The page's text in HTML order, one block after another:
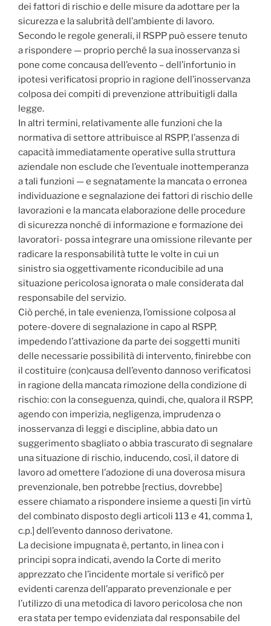
dei fattori di rischio e delle misure da adottare per la
sicurezza e la salubrità dell’ambiente di lavoro.
Secondo le regole generali, il RSPP può essere tenuto
a rispondere — proprio perché la sua inosservanza si
pone come concausa dell’evento – dell’infortunio in
ipotesi verificatosi proprio in ragione dell’inosservanza
colposa dei compiti di prevenzione attribuitigli dalla
legge.
In altri termini, relativamente alle funzioni che la
normativa di settore attribuisce al RSPP, l’assenza di
capacità immediatamente operative sulla struttura
aziendale non esclude che l’eventuale inottemperanza
a tali funzioni — e segnatamente la mancata o erronea
individuazione e segnalazione dei fattori di rischio delle
lavorazioni e la mancata elaborazione delle procedure
di sicurezza nonché di informazione e formazione dei
lavoratori- possa integrare una omissione rilevante per
radicare la responsabilità tutte le volte in cui un
sinistro sia oggettivamente riconducibile ad una
situazione pericolosa ignorata o male considerata dal
responsabile del servizio.
Ciò perché, in tale evenienza, l’omissione colposa al
potere-dovere di segnalazione in capo al RSPP,
impedendo l’attivazione da parte dei soggetti muniti
delle necessarie possibilità di intervento, finirebbe con
il costituire (con)causa dell’evento dannoso verificatosi
in ragione della mancata rimozione della condizione di
rischio: con la conseguenza, quindi, che, qualora il RSPP,
agendo con imperizia, negligenza, imprudenza o
inosservanza di leggi e discipline, abbia dato un
suggerimento sbagliato o abbia trascurato di segnalare
una situazione di rischio, inducendo, così, il datore di
lavoro ad omettere l’adozione di una doverosa misura
prevenzionale, ben potrebbe [rectius, dovrebbe]
essere chiamato a rispondere insieme a questi [in virtù
del combinato disposto degli articoli 113 e 41, comma 1,
c.p.] dell’evento dannoso derivatone.
La decisione impugnata è, pertanto, in linea con i
principi sopra indicati, avendo la Corte di merito
apprezzato che l’incidente mortale si verificò per
evidenti carenza dell’apparato prevenzionale e per
l’utilizzo di una metodica di lavoro pericolosa che non
era stata per tempo evidenziata dal responsabile del